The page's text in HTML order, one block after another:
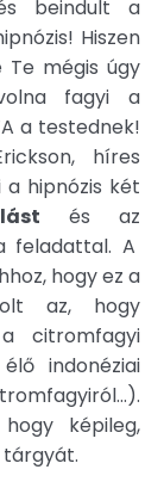
beindult a
Hiszen
Te mégis úgy
fagyi a
a testednek!
híres
hipnózis két
és az
feladattal. A
hogy ez a
az, hogy
citromfagyi
indonéziai
képileg,
tárgyát.